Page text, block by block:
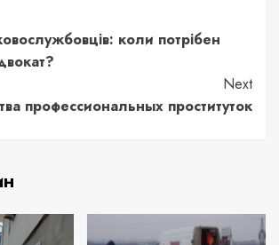
коли потрібен
Next
профессиональных проституток